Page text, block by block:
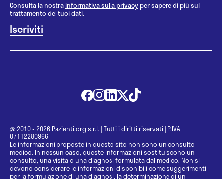
Consulta la nostrainformativa sulla privacy per sapere di più sul
trattamento dei tuoi dati.
@ 2010 - 2026 Pazienti.org s.r.l. | Tutti i diritti riservati | P.IVA
07112280966
Le informazioni proposte in questo sito non sono un consulto
medico. In nessun caso, queste informazioni sostituiscono un
consulto, una visita o una diagnosi formulata dal medico. Non si
devono considerare le informazioni disponibili come suggerimenti
per la formulazione di una diagnosi, la determinazione di un